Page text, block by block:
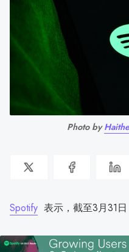
Photo by
Spotify 表示，截至3月31